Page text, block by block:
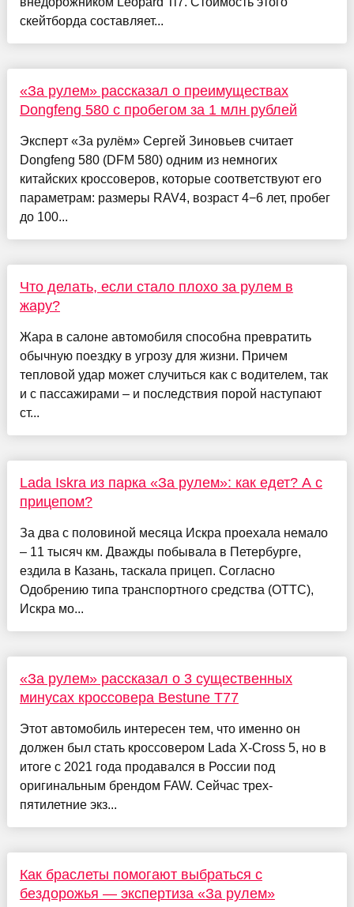
скейтборда составляет...
«За рулем» рассказал о преимуществах
Dongfeng 580 с пробегом за 1 млн рублей
Эксперт «За рулём» Сергей Зиновьев считает
Dongfeng 580 (DFM 580) одним из немногих
китайских кроссоверов, которые соответствуют его
параметрам: размеры RAV4, возраст 4−6 лет, пробег
до 100...
Что делать, если стало плохо за рулем в
жару?
Жара в салоне автомобиля способна превратить
обычную поездку в угрозу для жизни. Причем
тепловой удар может случиться как с водителем, так
и с пассажирами – и последствия порой наступают
ст...
Lada Iskra из парка «За рулем»: как едет? А с
прицепом?
За два с половиной месяца Искра проехала немало
– 11 тысяч км. Дважды побывала в Петербурге,
ездила в Казань, таскала прицеп. Согласно
Одобрению типа транспортного средства (ОТТС),
Искра мо...
«За рулем» рассказал о 3 существенных
минусах кроссовера Bestune T77
Этот автомобиль интересен тем, что именно он
должен был стать кроссовером Lada X-Cross 5, но в
итоге с 2021 года продавался в России под
оригинальным брендом FAW. Сейчас трех-
пятилетние экз...
Как браслеты помогают выбраться с
бездорожья — экспертиза «За рулем»